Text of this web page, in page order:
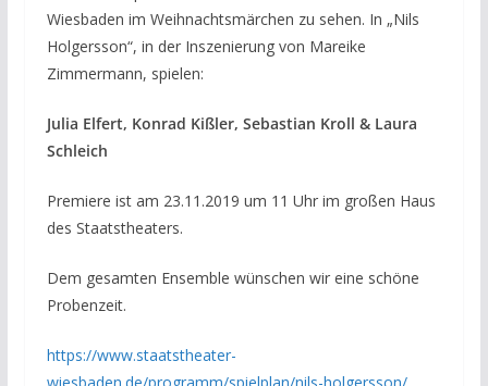
Wiesbaden im Weihnachtsmärchen zu sehen. In „Nils
Holgersson“, in der Inszenierung von Mareike
Zimmermann, spielen:
Julia Elfert, Konrad Kißler, Sebastian Kroll & Laura
Schleich
Premiere ist am 23.11.2019 um 11 Uhr im großen Haus
des Staatstheaters.
Dem gesamten Ensemble wünschen wir eine schöne
Probenzeit.
https://www.staatstheater-